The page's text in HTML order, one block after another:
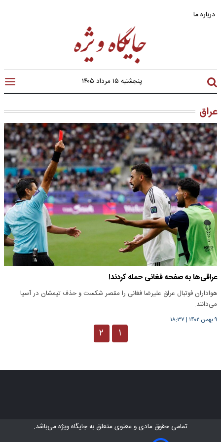
درباره ما
پنجشنبه ۱۵ مرداد ۱۴۰۵
عراق
عراقی‌ها به صفحه فغانی حمله کردند!
هواداران فوتبال عراق علیرضا فغانی را مقصر شکست و حذف تیمشان در آسیا
می‌دانند.
۹ بهمن ۱۴۰۲ | ۱۸:۳۷
۱ ۲
تمامی حقوق مادی و معنوی متعلق بهجایگاه ویژهمی‌باشد.